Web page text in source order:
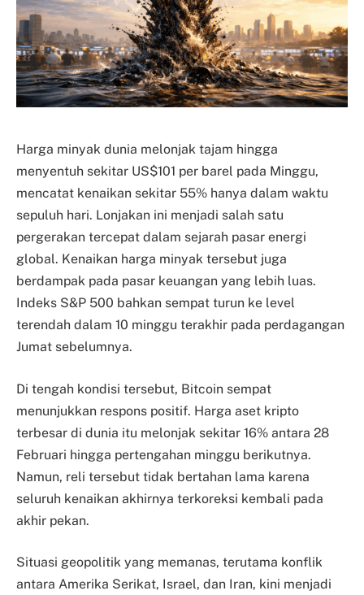
Harga minyak dunia melonjak tajam hingga
menyentuh sekitar US$101 per barel pada Minggu,
mencatat kenaikan sekitar 55% hanya dalam waktu
sepuluh hari. Lonjakan ini menjadi salah satu
pergerakan tercepat dalam sejarah pasar energi
global. Kenaikan harga minyak tersebut juga
berdampak pada pasar keuangan yang lebih luas.
Indeks S&P 500 bahkan sempat turun ke level
terendah dalam 10 minggu terakhir pada perdagangan
Jumat sebelumnya.
Di tengah kondisi tersebut, Bitcoin sempat
menunjukkan respons positif. Harga aset kripto
terbesar di dunia itu melonjak sekitar 16% antara 28
Februari hingga pertengahan minggu berikutnya.
Namun, reli tersebut tidak bertahan lama karena
seluruh kenaikan akhirnya terkoreksi kembali pada
akhir pekan.
Situasi geopolitik yang memanas, terutama konflik
antara Amerika Serikat, Israel, dan Iran, kini menjadi